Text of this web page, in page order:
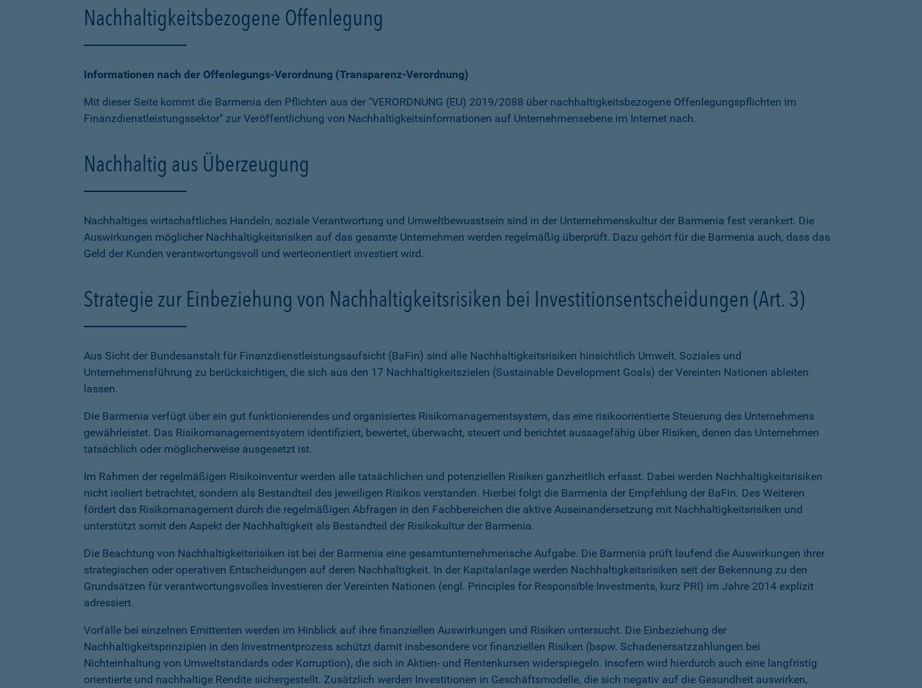
Nachhaltigkeitsbezogene Offenlegung
Informationen nach der Offenlegungs-Verordnung (Transparenz-Verordnung)
Mit dieser Seite kommt die Barmenia den Pflichten aus der "VERORDNUNG (EU) 2019/2088 über nachhaltigkeitsbezogene Offenlegungspflichten im
Finanzdienstleistungssektor" zur Veröffentlichung von Nachhaltigkeitsinformationen auf Unternehmensebene im Internet nach.
Nachhaltig aus Überzeugung
Nachhaltiges wirtschaftliches Handeln, soziale Verantwortung und Umweltbewusstsein sind in der Unternehmenskultur der Barmenia fest verankert. Die
Auswirkungen möglicher Nachhaltigkeitsrisiken auf das gesamte Unternehmen werden regelmäßig überprüft. Dazu gehört für die Barmenia auch, dass das
Geld der Kunden verantwortungsvoll und werteorientiert investiert wird.
Strategie zur Einbeziehung von Nachhaltigkeitsrisiken bei Investitionsentscheidungen (Art. 3)
Aus Sicht der Bundesanstalt für Finanzdienstleistungsaufsicht (BaFin) sind alle Nachhaltigkeitsrisiken hinsichtlich Umwelt, Soziales und
Unternehmensführung zu berücksichtigen, die sich aus den 17 Nachhaltigkeitszielen (Sustainable Development Goals) der Vereinten Nationen ableiten
lassen.
Die Barmenia verfügt über ein gut funktionierendes und organisiertes Risikomanagementsystem, das eine risikoorientierte Steuerung des Unternehmens
gewährleistet. Das Risikomanagementsystem identifiziert, bewertet, überwacht, steuert und berichtet aussagefähig über Risiken, denen das Unternehmen
tatsächlich oder möglicherweise ausgesetzt ist.
Im Rahmen der regelmäßigen Risikoinventur werden alle tatsächlichen und potenziellen Risiken ganzheitlich erfasst. Dabei werden Nachhaltigkeitsrisiken
nicht isoliert betrachtet, sondern als Bestandteil des jeweiligen Risikos verstanden. Hierbei folgt die Barmenia der Empfehlung der BaFin. Des Weiteren
fördert das Risikomanagement durch die regelmäßigen Abfragen in den Fachbereichen die aktive Auseinandersetzung mit Nachhaltigkeitsrisiken und
unterstützt somit den Aspekt der Nachhaltigkeit als Bestandteil der Risikokultur der Barmenia.
Die Beachtung von Nachhaltigkeitsrisiken ist bei der Barmenia eine gesamtunternehmerische Aufgabe. Die Barmenia prüft laufend die Auswirkungen ihrer
strategischen oder operativen Entscheidungen auf deren Nachhaltigkeit. In der Kapitalanlage werden Nachhaltigkeitsrisiken seit der Bekennung zu den
Grundsätzen für verantwortungsvolles Investieren der Vereinten Nationen (engl. Principles for Responsible Investments, kurz PRI) im Jahre 2014 explizit
adressiert.
Vorfälle bei einzelnen Emittenten werden im Hinblick auf ihre finanziellen Auswirkungen und Risiken untersucht. Die Einbeziehung der
Nachhaltigkeitsprinzipien in den Investmentprozess schützt damit insbesondere vor finanziellen Risiken (bspw. Schadenersatzzahlungen bei
Nichteinhaltung von Umweltstandards oder Korruption), die sich in Aktien- und Rentenkursen widerspiegeln. Insofern wird hierdurch auch eine langfristig
orientierte und nachhaltige Rendite sichergestellt. Zusätzlich werden Investitionen in Geschäftsmodelle, die sich negativ auf die Gesundheit auswirken,